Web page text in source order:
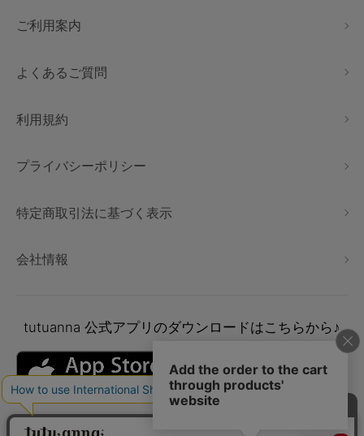
ご利用案内
よくあるご質問
利用規約
プライバシーポリシー
特定商取引法に基づく表示
会社情報
tutuanna 公式アプリのダウンロードはこちらから♪